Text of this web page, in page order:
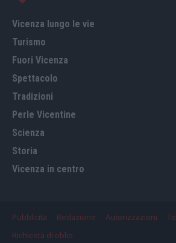
Vicenza lungo le vie
Turismo
Fuori Vicenza
Spettacolo
Tradizioni
Perle Vicentine
Scienza
Storia
Vicenza in centro
Pubblicità Redazione Autorizzazioni
Richiesta di oblio